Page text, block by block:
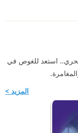
استعد للغوص في
المزيد >